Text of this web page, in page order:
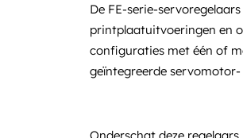
De FE-serie-
printplaatuitvoeringen en
configuraties met één of
geïntegreerde
Onderschat deze